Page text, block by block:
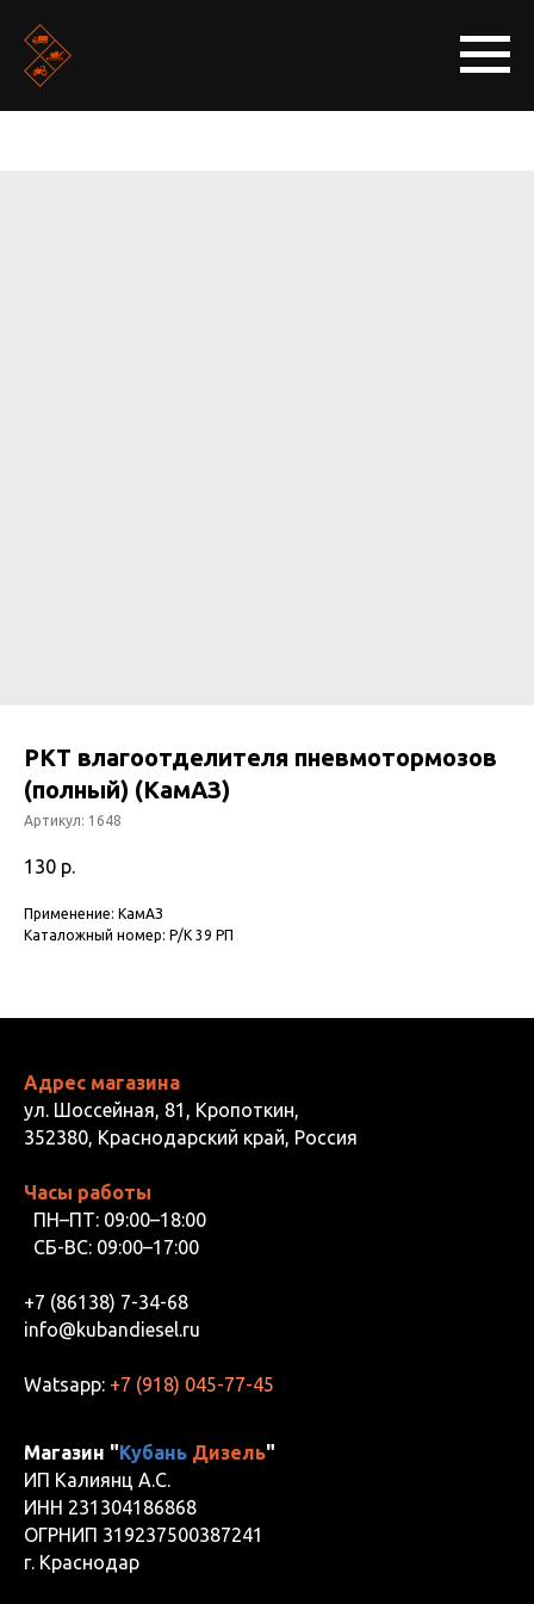
РКТ влагоотделителя пневмотормозов
(полный) (КамАЗ)
Артикул: 1648
130 р.
Применение: КамАЗ
Каталожный номер: Р/К 39 РП
Адрес магазина
ул. Шоссейная, 81, Кропоткин,
352380, Краснодарский край, Россия
Часы работы
ПН–ПТ: 09:00–18:00
СБ-ВС: 09:00–17:00
+7 (86138) 7-34-68
info@kubandiesel.ru
Watsapp: +7 (918) 045-77-45
Магазин "Кубань Дизель"
ИП Калиянц А.С.
ИНН 231304186868
ОГРНИП 319237500387241
г. Краснодар